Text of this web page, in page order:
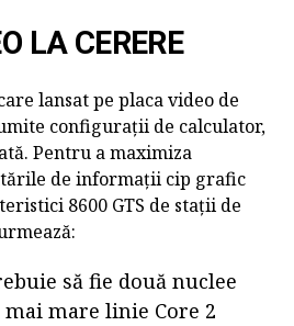
LA CERERE
lansat pe placa video de
configurații de calculator,
Pentru a maximiza
de informații cip grafic
8600 GTS de stații de
să fie două nuclee
mare linie Core 2